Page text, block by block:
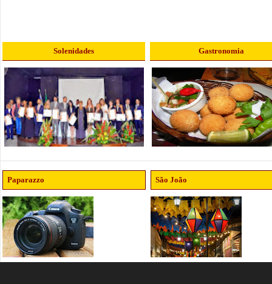
Solenidades Gastronomia
Paparazzo São João